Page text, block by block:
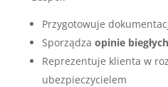
Przygotowuje
Sporządza opinie
Reprezentuje klienta w
ubezpieczycielem